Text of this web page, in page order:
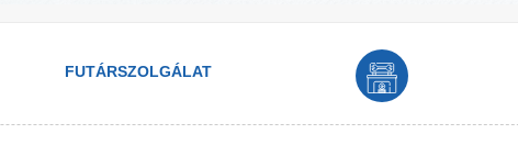
FUTÁRSZOLGÁLAT